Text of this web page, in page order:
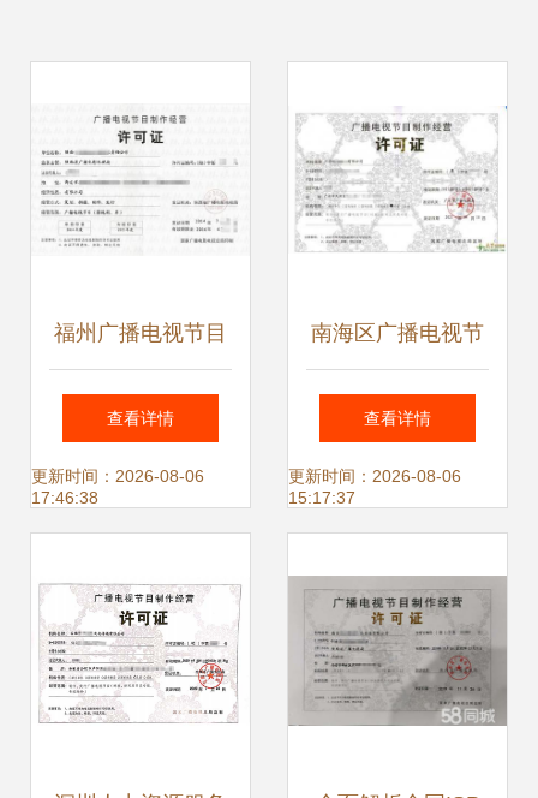
福州广播电视节目
制作经营许可证申
请指南
查看详情
更新时间：2026-08-06
17:46:38
南海区广播电视节
目经营许可证办理
全流程指南
查看详情
更新时间：2026-08-06
15:17:37